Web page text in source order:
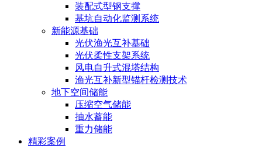
装配式型钢支撑
基坑自动化监测系统
新能源基础
光伏渔光互补基础
光伏柔性支架系统
风电自升式混塔结构
渔光互补新型锚杆检测技术
地下空间储能
压缩空气储能
抽水蓄能
重力储能
精彩案例